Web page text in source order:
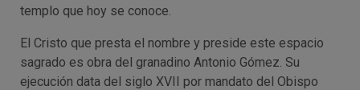
templo que hoy se conoce.
El Cristo que presta el nombre y preside este espacio
sagrado es obra del granadino Antonio Gómez. Su
ejecución data del siglo XVII por mandato del Obispo